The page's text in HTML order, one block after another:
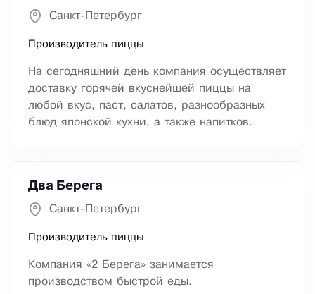
Санкт-Петербург
Производитель пиццы
На сегодняшний день компания осуществляет
доставку горячей вкуснейшей пиццы на
любой вкус, паст, салатов, разнообразных
блюд японской кухни, а также напитков.
Два Берега
Санкт-Петербург
Производитель пиццы
Компания «2 Берега» занимается
производством быстрой еды.